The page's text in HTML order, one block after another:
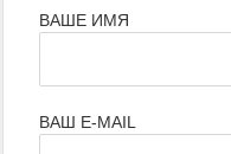
ВАШЕ ИМЯ
ВАШ E-MAIL